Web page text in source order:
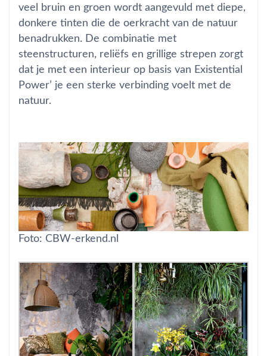
veel bruin en groen wordt aangevuld met diepe,
donkere tinten die de oerkracht van de natuur
benadrukken. De combinatie met
steenstructuren, reliëfs en grillige strepen zorgt
dat je met een interieur op basis van Existential
Power’ je een sterke verbinding voelt met de
natuur.
Foto: CBW-erkend.nl